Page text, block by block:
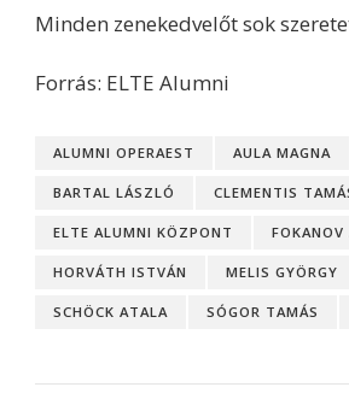
Minden zenekedvelőt sok
Forrás: ELTE Alumni
ALUMNI OPERAEST AULA MAGNA
BARTAL LÁSZLÓ CLEMENTIS
ELTE ALUMNI KÖZPONT FOKANOV
HORVÁTH ISTVÁN MELIS GYÖRGY
SCHÖCK ATALA SÓGOR TAMÁS